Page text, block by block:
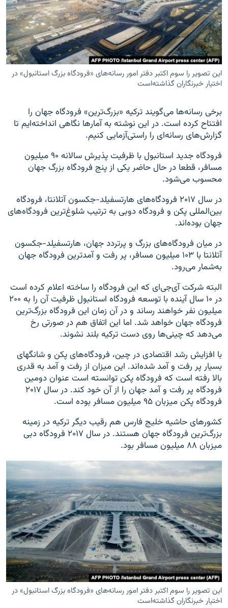
زبان‌های دیگر
این تصویر را سوم اکتبر دفتر امور رسانه‌های «فرودگاه بزرگ استانبول» در
اختیار خبرنگاران گذاشته‌است
برخی رسانه‌ها می‌گویند ترکیه «بزرگ‌ترین» فرودگاه جهان را
افتتاح کرده است. در این نوشته به آمارها نگاهی انداخته‌ایم تا
گزارش‌های رسانه‌ای را راستی‌آزمایی کنیم.
فرودگاه جدید استانبول با ظرفیت پذیرش سالانه ۹۰ میلیون
مسافر، قطعا در حال حاضر یکی از پنج فرودگاه بزرگ جهان
محسوب می‌شود.
در سال ۲۰۱۷ فرودگاه‌های ‌هارتسفیلد-جکسون آتلانتا، فرودگاه
بین‌المللی پکن و فرودگاه دوبی به ترتیب شلوغ‌ترین فرودگاه‌های
جهان بوده‌اند.
در میان فرودگاه‌های بزرگ و پرتردد جهان، ‌هارتسفیلد-جکسون
آتلانتا با ۱۰۳ میلیون مسافر، پر رفت و آمدترین فرودگاه جهان
به‌شمار می‌رود.
البته شرکت آی‌جی‌ای که این فرودگاه را ساخته اعلام کرده است
در ۱۰ سال آینده با توسعه فرودگاه استانبول ظرفیت آن را به ۲۰۰
میلیون نفر خواهند رساند و در آن زمان این فرودگاه بزرگ‌ترین
فرودگاه جهان خواهد شد. اما این اتفاق هم در صورتی رخ
می‌دهد که چینی‌ها روی دست ترکیه بلند نشوند.
با افزایش رشد اقتصادی در چین، فرودگاه‌های پکن و شانگهای
بسیار پر رفت و آمد شده‌اند. این میزان از رفت و آمد به قدری
بالا رفته است که فرودگاه پکن توانسته است عنوان دومین
فرودگاه پر رفت و آمد جهان را از آن خود کند. در سال ۲۰۱۷
فرودگاه پکن میزبان ۹۵ میلیون مسافر بوده است.
کشورهای حاشیه خلیج فارس هم رقیب دیگر ترکیه در زمینه
بزرگ‌ترین فرودگاه جهان هستند. در سال ۲۰۱۷ فرودگاه دبی
میزبان ۸۸ میلیون مسافر بود.
این تصویر را سوم اکتبر دفتر امور رسانه‌های «فرودگاه بزرگ استانبول» در
اختیار خبرنگاران گذاشته‌است